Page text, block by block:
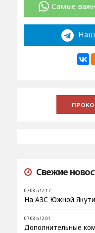
Самые
Наш
Свежие
07.08 в 12:17
На АЗС Южной
07.08 в 12:01
Дополнительные